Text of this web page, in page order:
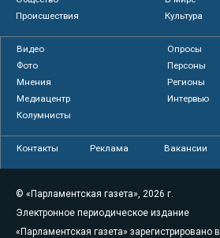
Происшествия
Культура
Видео
Опросы
Фото
Персоны
Мнения
Регионы
Медиацентр
Интервью
Колумнисты
Контакты Реклама Вакансии
© «Парламентская газета», 2026 г.
Электронное периодическое издание
«Парламентская газета» зарегистрировано в